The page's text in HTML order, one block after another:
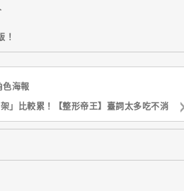
色海報
」比較累！【整形帝王】臺詞太多吃不消